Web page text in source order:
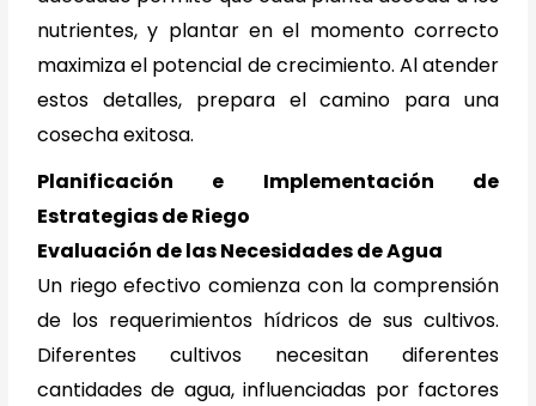
nutrientes, y plantar en el momento correcto
maximiza el potencial de crecimiento. Al atender
estos detalles, prepara el camino para una
cosecha exitosa.
Planificación e Implementación de
Estrategias de Riego
Evaluación de las Necesidades de Agua
Un riego efectivo comienza con la comprensión
de los requerimientos hídricos de sus cultivos.
Diferentes cultivos necesitan diferentes
cantidades de agua, influenciadas por factores